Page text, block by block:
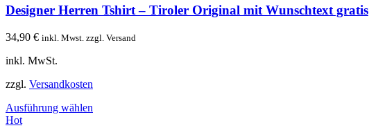
Designer Herren Tshirt – Tiroler Original mit Wunschtext gratis
34,90 € inkl. Mwst. zzgl. Versand
inkl. MwSt.
zzgl. Versandkosten
Ausführung wählen
Hot